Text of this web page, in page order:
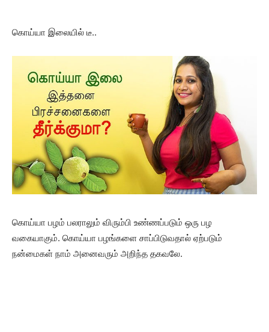
கொய்யா இலையில் டீ..
கொய்யா பழம் பலராலும் விரும்பி உண்ணப்படும் ஒரு பழ
வகையாகும். கொய்யா பழங்களை சாப்பிடுவதால் ஏற்படும்
நன்மைகள் நாம் அனைவரும் அறிந்த தகவலே.